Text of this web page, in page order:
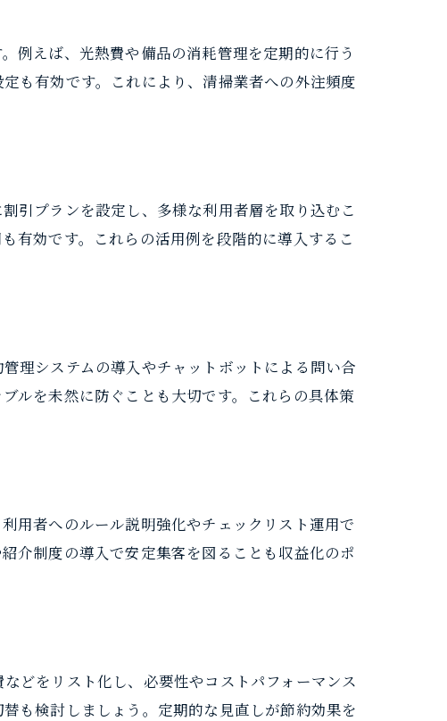
例えば、光熱費や備品の消耗管理を定期的に行う
も有効です。これにより、清掃業者への外注頻度
引プランを設定し、多様な利用者層を取り込むこ
有効です。これらの活用例を段階的に導入するこ
理システムの導入やチャットボットによる問い合
ルを未然に防ぐことも大切です。これらの具体策
用者へのルール説明強化やチェックリスト運用で
介制度の導入で安定集客を図ることも収益化のポ
どをリスト化し、必要性やコストパフォーマンス
も検討しましょう。定期的な見直しが節約効果を